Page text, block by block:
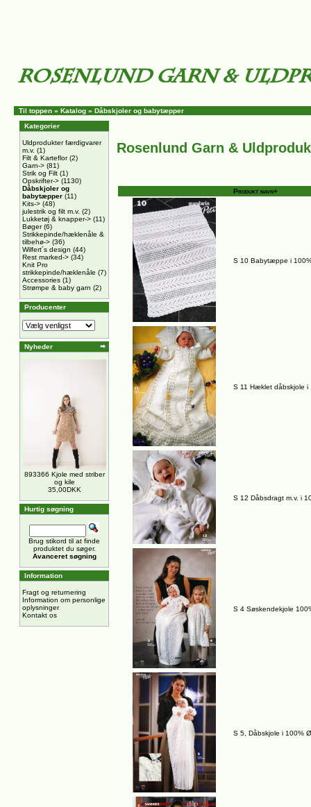
Til toppen » Katalog » Dåbskjoler og babytæpper
Kategorier
Uldprodukter færdigvarer
m.v. (1)
Filt & Karteflor(2)
Garn-> (81)
Strik og Filt (1)
Opskrifter-> (1130)
Dåbskjoler og
babytæpper (11)
Kits-> (48)
julestrik og filt m.v. (2)
Lukketøj & knapper-> (11)
Bøger(6)
Strikkepinde/hæklenåle &
tilbehø-> (36)
Wilfert´s design (44)
Rest marked-> (34)
Knit Pro
strikkepinde/hæklenåle (7)
Accessories (1)
Strømpe & baby garn (2)
Producenter
Nyheder
893366 Kjole med striber
og kile
35,00DKK
Hurtig søgning
Brug stikord til at finde
produktet du søger.
Avanceret søgning
Information
Fragt og returnering
Information om personlige
oplysninger
Kontakt os
Rosenlund Garn &
Produkt navn+
S 10 Babytæppe i
S 11 Hæklet dåbskjole i
S 12 Dåbsdragt m.v. i
S 4 Søskendekjole
S 5, Dåbskjole i 100%